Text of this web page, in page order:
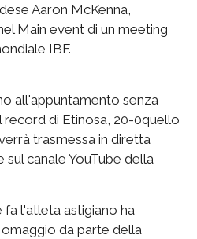
Aaron McKenna,
Main event di un meeting
IBF.
all'appuntamento senza
record di Etinosa, 20-0quello
trasmessa in diretta
sul canale YouTube della
l'atleta astigiano ha
da parte della